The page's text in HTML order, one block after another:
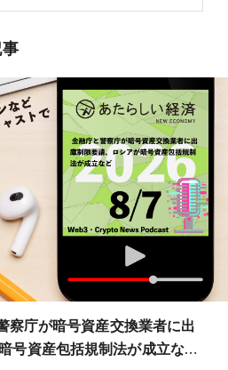
察庁が暗号資産交換業者に出
号資産包括規制法が成立な…